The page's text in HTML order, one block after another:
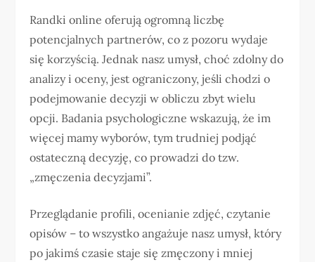
Randki online oferują ogromną liczbę
potencjalnych partnerów, co z pozoru wydaje
się korzyścią. Jednak nasz umysł, choć zdolny do
analizy i oceny, jest ograniczony, jeśli chodzi o
podejmowanie decyzji w obliczu zbyt wielu
opcji. Badania psychologiczne wskazują, że im
więcej mamy wyborów, tym trudniej podjąć
ostateczną decyzję, co prowadzi do tzw.
„zmęczenia decyzjami”.
Przeglądanie profili, ocenianie zdjęć, czytanie
opisów – to wszystko angażuje nasz umysł, który
po jakimś czasie staje się zmęczony i mniej